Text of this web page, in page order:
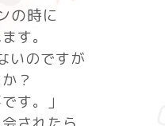
の時に
す。
いのですが
？
す。」